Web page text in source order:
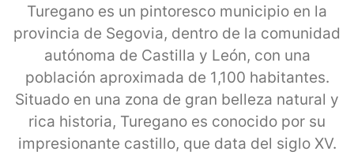
Turegano es un pintoresco municipio en la
provincia de Segovia, dentro de la comunidad
autónoma de Castilla y León, con una
población aproximada de 1,100 habitantes.
Situado en una zona de gran belleza natural y
rica historia, Turegano es conocido por su
impresionante castillo, que data del siglo XV.